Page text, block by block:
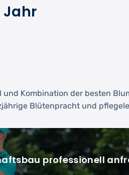
Kombination der besten
Blütenpracht und
professionell